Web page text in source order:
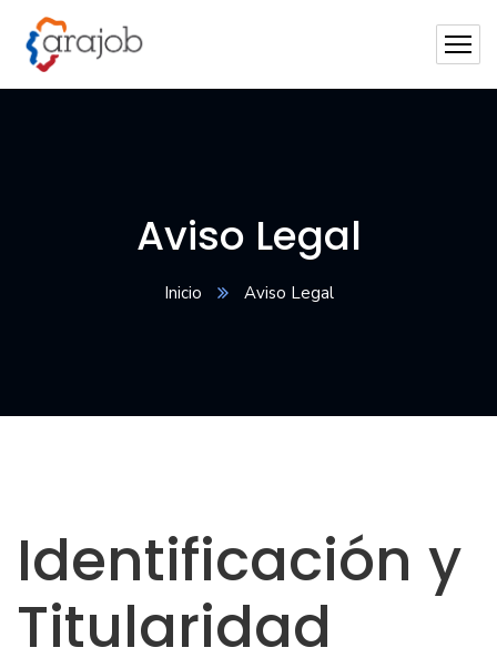
Aviso Legal
Inicio Aviso Legal
Identificación y
Titularidad